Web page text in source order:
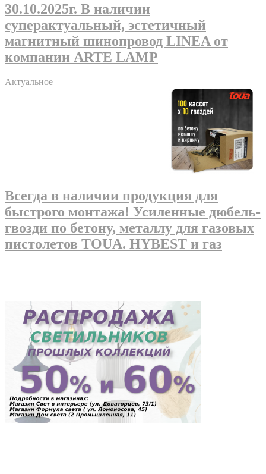
30.10.2025г. В наличии
суперактуальный, эстетичный
магнитный шинопровод LINEA от
компании ARTE LAMP
Актуальное
Всегда в наличии продукция для
быстрого монтажа! Усиленные дюбель-
гвозди по бетону, металлу для газовых
пистолетов TOUA. HYBEST и газ